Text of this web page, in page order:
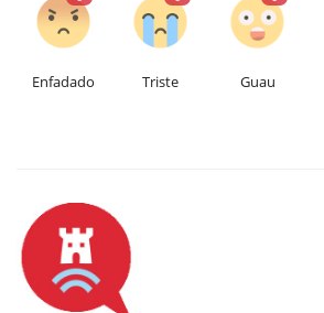
Enfadado Triste Guau